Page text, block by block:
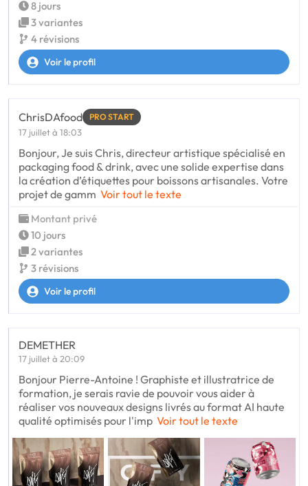
8 jours
3 variantes
4 révisions
Voir le profil
ChrisDAfood PRO START
17 juillet à 18:03
Bonjour, Je suis Chris, directeur artistique spécialisé en
packaging food & drink, avec une solide expertise dans
la création d’étiquettes pour boissons artisanales. Votre
projet de gamm Voir tout le texte
Montant privé
10 jours
2 variantes
3 révisions
Voir le profil
DEMETHER
17 juillet à 20:09
Bonjour Pierre-Antoine ! Graphiste et illustratrice de
formation, je serais ravie de pouvoir vous aider à
réaliser vos nouveaux designs livrés au format AI haute
qualité optimisés pour l'imp Voir tout le texte